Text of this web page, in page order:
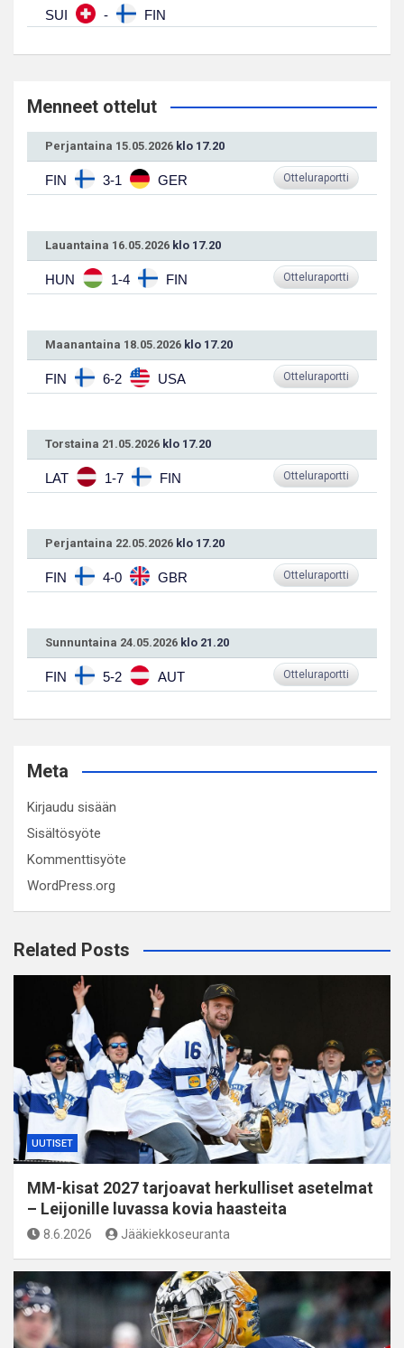
SUI - FIN
Menneet ottelut
Perjantaina 15.05.2026 klo 17.20
FIN 3-1 GER Otteluraportti
Lauantaina 16.05.2026 klo 17.20
HUN 1-4 FIN Otteluraportti
Maanantaina 18.05.2026 klo 17.20
FIN 6-2 USA Otteluraportti
Torstaina 21.05.2026 klo 17.20
LAT 1-7 FIN Otteluraportti
Perjantaina 22.05.2026 klo 17.20
FIN 4-0 GBR Otteluraportti
Sunnuntaina 24.05.2026 klo 21.20
FIN 5-2 AUT Otteluraportti
Meta
Kirjaudu sisään
Sisältösyöte
Kommenttisyöte
WordPress.org
Related Posts
UUTISET
MM-kisat 2027 tarjoavat herkulliset asetelmat
– Leijonille luvassa kovia haasteita
8.6.2026 Jääkiekkoseuranta